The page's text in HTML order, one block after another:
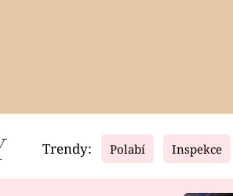
Video
Trendy: Polabí Inspekce